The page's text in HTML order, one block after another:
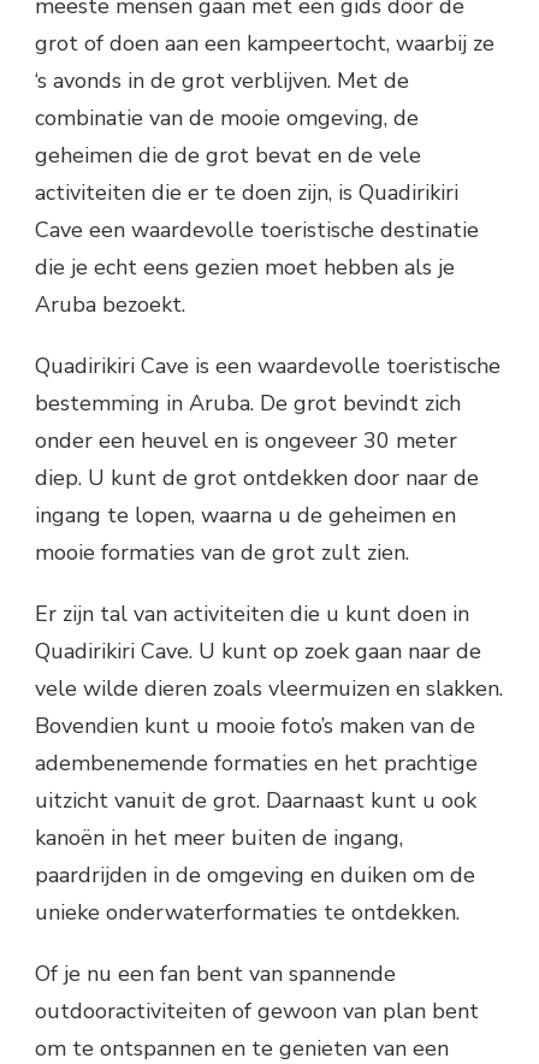
meeste mensen gaan met een gids door de
grot of doen aan een kampeertocht, waarbij ze
‘s avonds in de grot verblijven. Met de
combinatie van de mooie omgeving, de
geheimen die de grot bevat en de vele
activiteiten die er te doen zijn, is Quadirikiri
Cave een waardevolle toeristische destinatie
die je echt eens gezien moet hebben als je
Aruba bezoekt.
Quadirikiri Cave is een waardevolle toeristische
bestemming in Aruba. De grot bevindt zich
onder een heuvel en is ongeveer 30 meter
diep. U kunt de grot ontdekken door naar de
ingang te lopen, waarna u de geheimen en
mooie formaties van de grot zult zien.
Er zijn tal van activiteiten die u kunt doen in
Quadirikiri Cave. U kunt op zoek gaan naar de
vele wilde dieren zoals vleermuizen en slakken.
Bovendien kunt u mooie foto’s maken van de
adembenemende formaties en het prachtige
uitzicht vanuit de grot. Daarnaast kunt u ook
kanoën in het meer buiten de ingang,
paardrijden in de omgeving en duiken om de
unieke onderwaterformaties te ontdekken.
Of je nu een fan bent van spannende
outdooractiviteiten of gewoon van plan bent
om te ontspannen en te genieten van een